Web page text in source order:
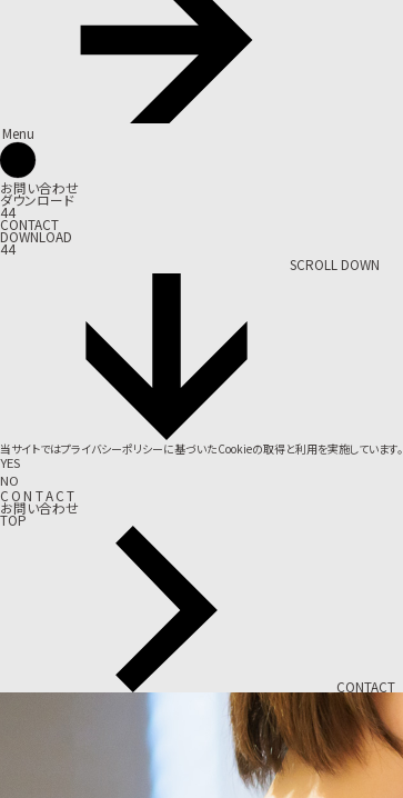
Menu
お問い合わせ
ダウンロード
44
CONTACT
DOWNLOAD
44
SCROLL DOWN
当サイトではプライバシーポリシーに基づいたCookieの取得と利用を実施しています。
YES
NO
C ON TACT
お問い合わせ
TOP
CONTACT